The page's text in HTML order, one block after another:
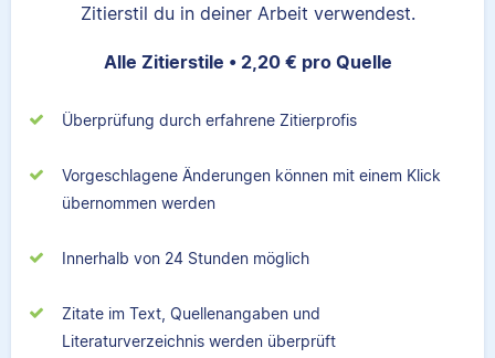
Zitierstil du in deiner Arbeit verwendest.
Alle Zitierstile • 2,20 € pro Quelle
Überprüfung durch erfahrene Zitierprofis
Vorgeschlagene Änderungen können mit einem Klick
übernommen werden
Innerhalb von 24 Stunden möglich
Zitate im Text, Quellenangaben und
Literaturverzeichnis werden überprüft